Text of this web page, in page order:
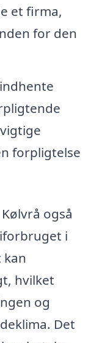
et firma,
for den
forpligtelse
også
i
kan
hvilket
og
Det